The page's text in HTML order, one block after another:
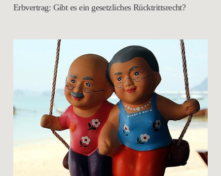
Erbvertrag: Gibt es ein gesetzliches Rücktrittsrecht?